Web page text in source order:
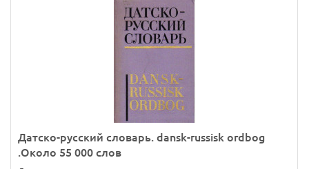
Датско-русский словарь. dansk-russisk ordbog
.Около 55 000 слов